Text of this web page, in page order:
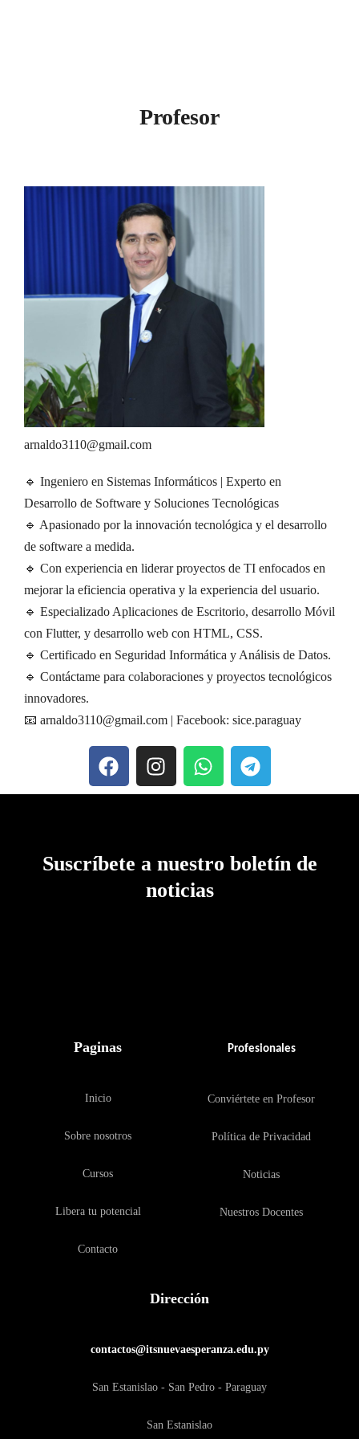
Profesor
arnaldo3110@gmail.com
🔹 Ingeniero en Sistemas Informáticos | Experto en
Desarrollo de Software y Soluciones Tecnológicas
🔹 Apasionado por la innovación tecnológica y el desarrollo
de software a medida.
🔹 Con experiencia en liderar proyectos de TI enfocados en
mejorar la eficiencia operativa y la experiencia del usuario.
🔹 Especializado Aplicaciones de Escritorio, desarrollo Móvil
con Flutter, y desarrollo web con HTML, CSS.
🔹 Certificado en Seguridad Informática y Análisis de Datos.
🔹 Contáctame para colaboraciones y proyectos tecnológicos
innovadores.
📧 arnaldo3110@gmail.com | Facebook: sice.paraguay
Suscríbete a nuestro boletín de
noticias
Paginas
Inicio
Sobre nosotros
Cursos
Libera tu potencial
Contacto
Profesionales
Conviértete en Profesor
Política de Privacidad
Noticias
Nuestros Docentes
Dirección
contactos@itsnuevaesperanza.edu.py
San Estanislao - San Pedro - Paraguay
San Estanislao